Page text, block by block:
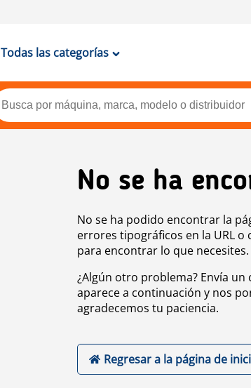
Todas las categorías
No se ha
No se ha podido encontrar la
errores tipográficos en la URL
para encontrar lo que necesites.
¿Algún otro problema? Envía
aparece a continuación y nos
agradecemos tu paciencia.
Regresar a la página de